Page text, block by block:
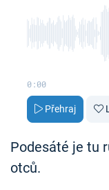
0:00
Přehraj
Podesáté je tu
otců.